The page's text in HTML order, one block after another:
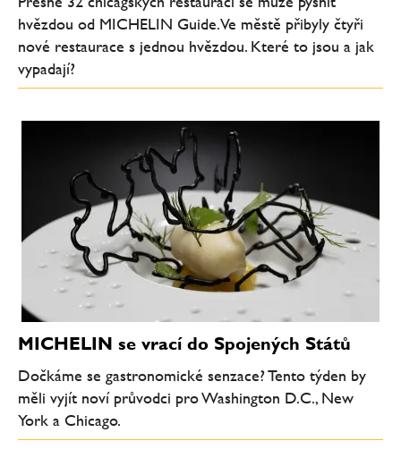
hvězdou od MICHELIN Guide. Ve městě přibyly čtyři
nové restaurace s jednou hvězdou. Které to jsou a jak
vypadají?
MICHELIN se vrací do Spojených Států
Dočkáme se gastronomické senzace? Tento týden by
měli vyjít noví průvodci pro Washington D.C., New
York a Chicago.